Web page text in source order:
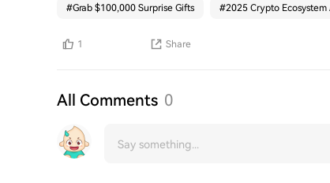
#Grab $100,000 Surprise Gifts #2025 Crypto Ecosystem
1 Share
All Comments 0